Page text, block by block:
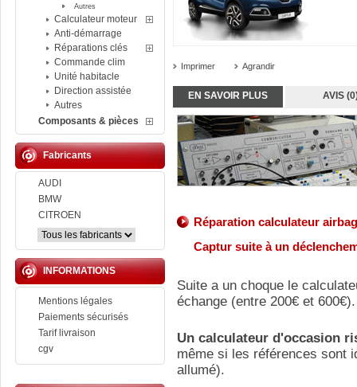
Autres
Calculateur moteur
Anti-démarrage
Réparations clés
Commande clim
Unité habitacle
Direction assistée
Autres
Composants & pièces
Fabricants
AUDI
BMW
CITROEN
INFORMATIONS
Mentions légales
Paiements sécurisés
Tarif livraison
cgv
Imprimer Agrandir
EN SAVOIR PLUS AVIS
Réparation calculateur
Captur suite à un
Suite a un choque le
échange (entre 200€ et 600€).
Un calculateur d'occasion
même si les références sont
allumé).